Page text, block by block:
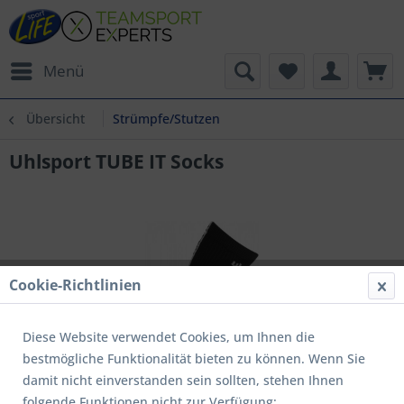
Menü
Übersicht Strümpfe/Stutzen
Uhlsport TUBE IT Socks
Cookie-Richtlinien
Diese Website verwendet Cookies, um Ihnen die
bestmögliche Funktionalität bieten zu können. Wenn Sie
damit nicht einverstanden sein sollten, stehen Ihnen